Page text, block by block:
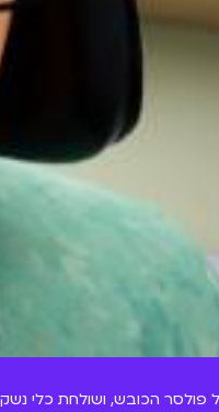
הכובש, ושולחת כלי